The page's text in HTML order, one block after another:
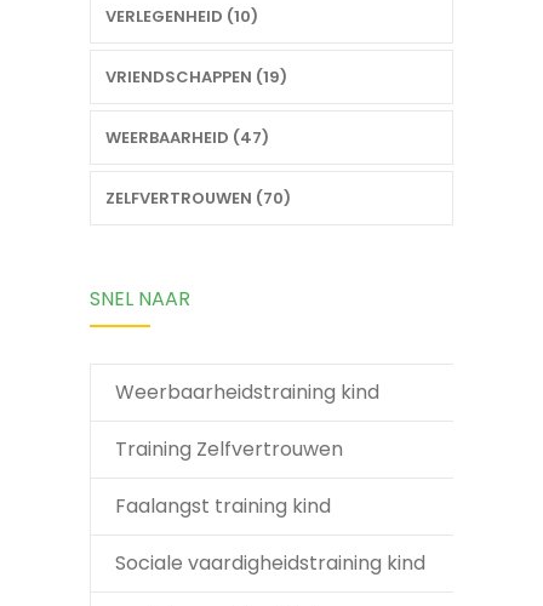
VERLEGENHEID (10)
VRIENDSCHAPPEN (19)
WEERBAARHEID (47)
ZELFVERTROUWEN (70)
SNEL NAAR
Weerbaarheidstraining kind
Training Zelfvertrouwen
Faalangst training kind
Sociale vaardigheidstraining kind